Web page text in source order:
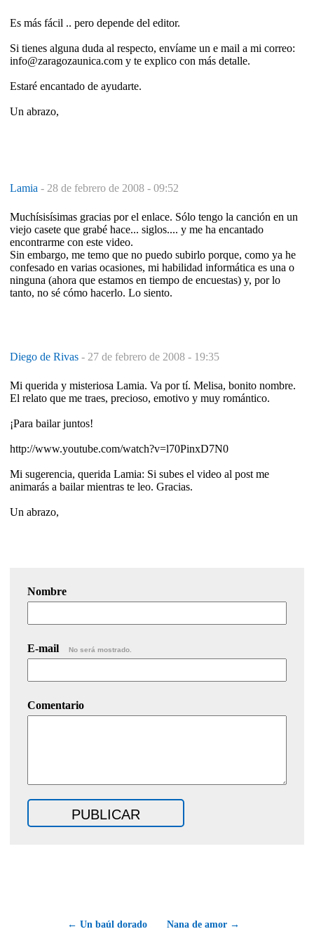
Es más fácil .. pero depende del editor.
Si tienes alguna duda al respecto, envíame un e mail a mi correo:
info@zaragozaunica.com y te explico con más detalle.
Estaré encantado de ayudarte.
Un abrazo,
Lamia - 28 de febrero de 2008 - 09:52
Muchísisísimas gracias por el enlace. Sólo tengo la canción en un
viejo casete que grabé hace... siglos.... y me ha encantado
encontrarme con este video.
Sin embargo, me temo que no puedo subirlo porque, como ya he
confesado en varias ocasiones, mi habilidad informática es una o
ninguna (ahora que estamos en tiempo de encuestas) y, por lo
tanto, no sé cómo hacerlo. Lo siento.
Diego de Rivas - 27 de febrero de 2008 - 19:35
Mi querida y misteriosa Lamia. Va por tí. Melisa, bonito nombre.
El relato que me traes, precioso, emotivo y muy romántico.
¡Para bailar juntos!
http://www.youtube.com/watch?v=l70PinxD7N0
Mi sugerencia, querida Lamia: Si subes el video al post me
animarás a bailar mientras te leo. Gracias.
Un abrazo,
Nombre
E-mail No será mostrado.
Comentario
← Un baúl dorado Nana de amor →